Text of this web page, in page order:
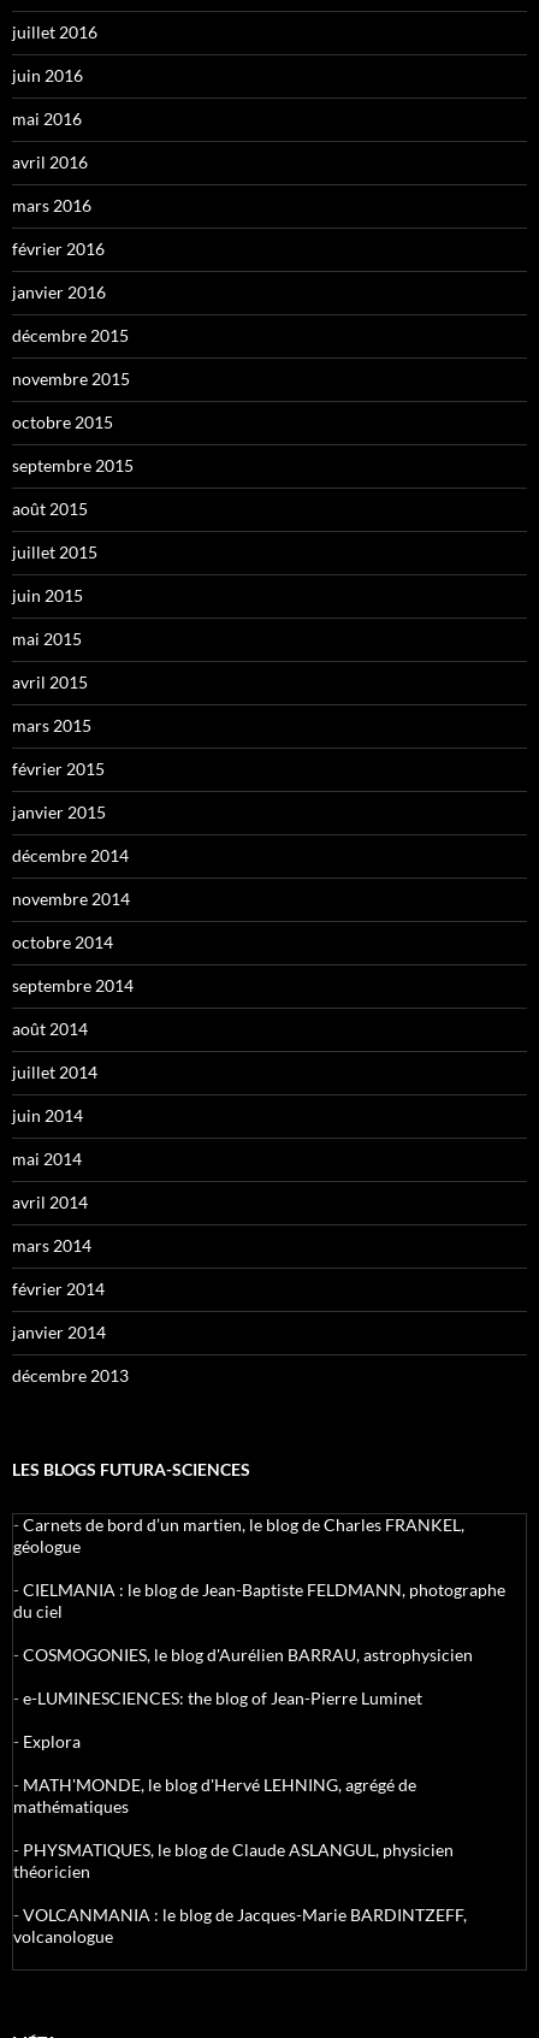
juillet 2016
juin 2016
mai 2016
avril 2016
mars 2016
février 2016
janvier 2016
décembre 2015
novembre 2015
octobre 2015
septembre 2015
août 2015
juillet 2015
juin 2015
mai 2015
avril 2015
mars 2015
février 2015
janvier 2015
décembre 2014
novembre 2014
octobre 2014
septembre 2014
août 2014
juillet 2014
juin 2014
mai 2014
avril 2014
mars 2014
février 2014
janvier 2014
décembre 2013
LES BLOGS FUTURA-SCIENCES
-Carnets de bord d’un martien, le blog de Charles FRANKEL,
géologue
-CIELMANIA : le blog de Jean-Baptiste FELDMANN, photographe
du ciel
-COSMOGONIES, le blog d'Aurélien BARRAU, astrophysicien
-e-LUMINESCIENCES: the blog of Jean-Pierre Luminet
- Explora
- MATH'MONDE, le blog d'Hervé LEHNING, agrégé de
mathématiques
- PHYSMATIQUES, le blog de Claude ASLANGUL, physicien
théoricien
-VOLCANMANIA : le blog de Jacques-Marie BARDINTZEFF,
volcanologue